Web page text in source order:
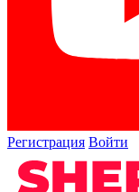
Регистрация Войти